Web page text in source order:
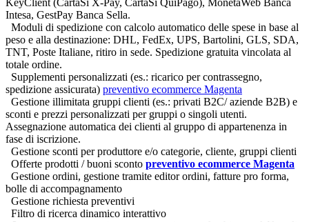
Intesa, GestPay Banca Sella.
Moduli di spedizione con calcolo automatico delle spese in base al
peso e alla destinazione: DHL, FedEx, UPS, Bartolini, GLS, SDA,
TNT, Poste Italiane, ritiro in sede. Spedizione gratuita vincolata al
totale ordine.
Supplementi personalizzati (es.: ricarico per contrassegno,
spedizione assicurata) preventivo ecommerce Magenta
Gestione illimitata gruppi clienti (es.: privati B2C/ aziende B2B) e
sconti e prezzi personalizzati per gruppi o singoli utenti.
Assegnazione automatica dei clienti al gruppo di appartenenza in
fase di iscrizione.
Gestione sconti per produttore e/o categorie, cliente, gruppi clienti
Offerte prodotti / buoni sconto preventivo ecommerce Magenta
Gestione ordini, gestione tramite editor ordini, fatture pro forma,
bolle di accompagnamento
Gestione richiesta preventivi
Filtro di ricerca dinamico interattivo